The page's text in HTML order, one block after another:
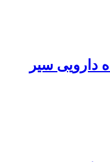
دارویی سیر